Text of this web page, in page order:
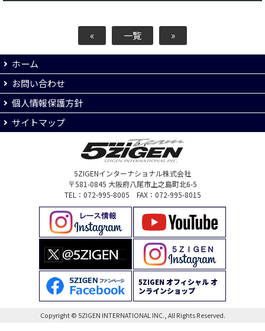
« 一覧 »
ホーム
お問い合わせ
個人情報保護方針
サイトマップ
5ZIGENインターナショナル株式会社
〒581-0845 大阪府八尾市上之島町北6-5
TEL：072-995-8005 FAX：072-995-8015
5ZIGEN オフィシャル オ
ンラインショップ
Copyright © 5ZIGEN INTERNATIONAL INC., All Rights Reserved.